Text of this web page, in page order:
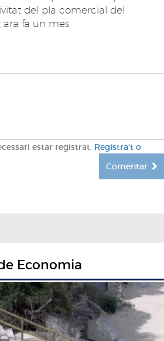
del pla comercial del
fa un mes.
estar registrat. Registra't o
Comentar
Economia